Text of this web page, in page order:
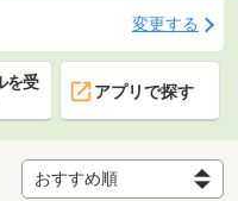
変更する
を受
アプリで探す